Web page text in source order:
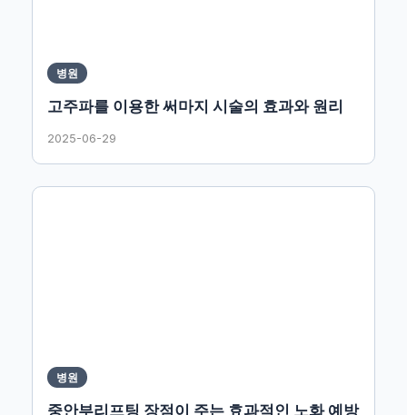
병원
고주파를 이용한 써마지 시술의 효과와 원리
2025-06-29
병원
중안부리프팅 장점이 주는 효과적인 노화 예방